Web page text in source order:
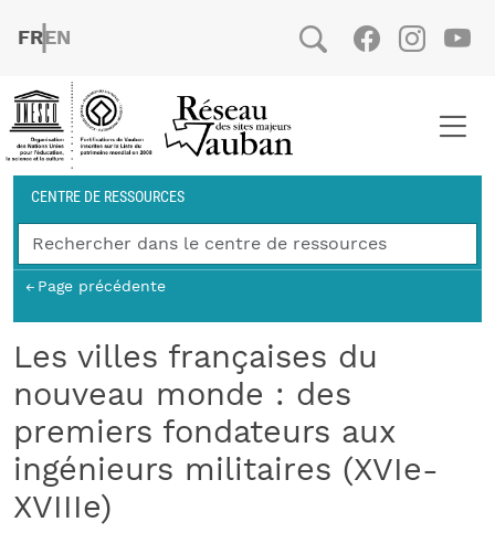
FRENCH
ENGLISH
Social
Fil d'Ariane
CENTRE DE RESSOURCES
Page précédente
Les villes françaises du
nouveau monde : des
premiers fondateurs aux
ingénieurs militaires (XVIe-
XVIIIe)